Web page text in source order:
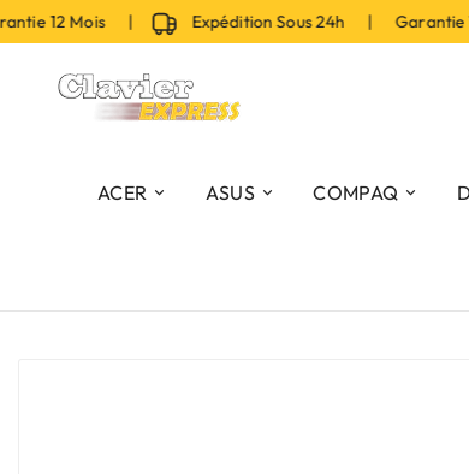
12 Mois | Expédition Sous 24h | Garantie
ACER ASUS COMPAQ